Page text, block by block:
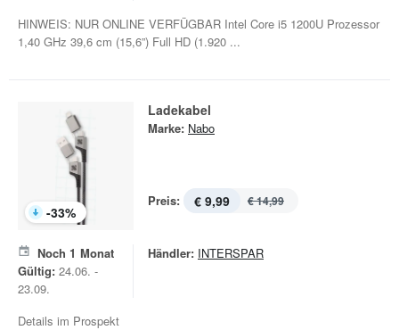
HINWEIS: NUR ONLINE VERFÜGBAR Intel Core i5 1200U Prozessor
1,40 GHz 39,6 cm (15,6”) Full HD (1.920 ...
-33%
Ladekabel
Marke: Nabo
Preis: € 9,99 € 14,99
Noch 1 Monat
Gültig: 24.06. -
23.09.
Händler: INTERSPAR
Details im Prospekt